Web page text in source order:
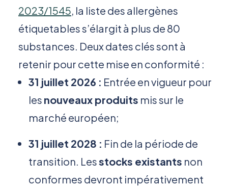
2023/1545, la liste des allergènes
étiquetables s’élargit à plus de 80
substances. Deux dates clés sont à
retenir pour cette mise en conformité :
31 juillet 2026 : Entrée en vigueur pour
les nouveaux produits mis sur le
marché européen;
31 juillet 2028 : Fin de la période de
transition. Lesstocks existants non
conformes devront impérativement